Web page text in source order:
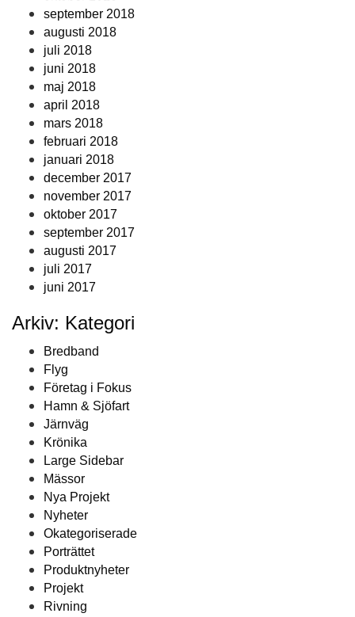
september 2018
augusti 2018
juli 2018
juni 2018
maj 2018
april 2018
mars 2018
februari 2018
januari 2018
december 2017
november 2017
oktober 2017
september 2017
augusti 2017
juli 2017
juni 2017
Arkiv: Kategori
Bredband
Flyg
Företag i Fokus
Hamn & Sjöfart
Järnväg
Krönika
Large Sidebar
Mässor
Nya Projekt
Nyheter
Okategoriserade
Porträttet
Produktnyheter
Projekt
Rivning